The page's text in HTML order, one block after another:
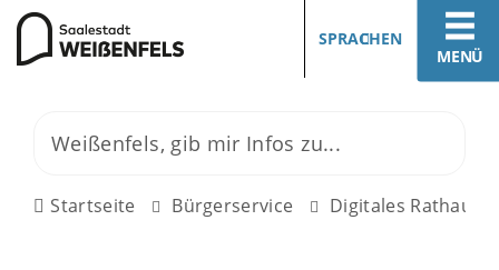
MENÜ
SPRACHEN
Startseite Bürgerservice Digitales Rathaus